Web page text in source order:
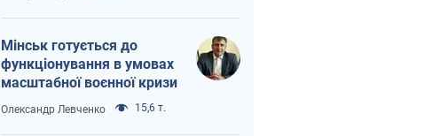
Мінськ готується до
функціонування в умовах
масштабної воєнної кризи
Олександр Левченко 15,6 т.